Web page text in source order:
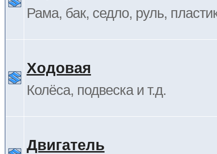
Рама, бак, седло, руль,
Ходовая
Колёса, подвеска и т.д.
Двигатель